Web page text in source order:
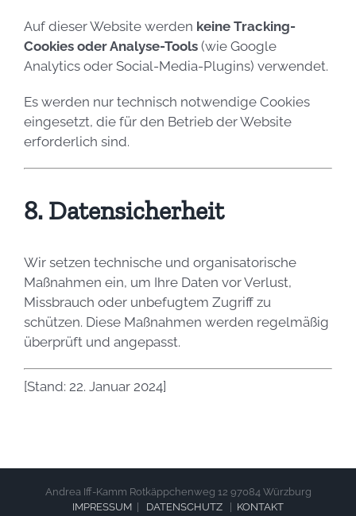
Auf dieser Website werden keine Tracking-
Cookies oder Analyse-Tools(wie Google
Analytics oder Social-Media-Plugins) verwendet.
Es werden nur technisch notwendige Cookies
eingesetzt, die für den Betrieb der Website
erforderlich sind.
8. Datensicherheit
Wir setzen technische und organisatorische
Maßnahmen ein, um Ihre Daten vor Verlust,
Missbrauch oder unbefugtem Zugriff zu
schützen. Diese Maßnahmen werden regelmäßig
überprüft und angepasst.
[Stand: 22. Januar 2024]
Andrea Iff-Kamm Rotkäppchenweg 12 97084 Würzburg
IMPRESSUM
DATENSCHUTZ KONTAKT